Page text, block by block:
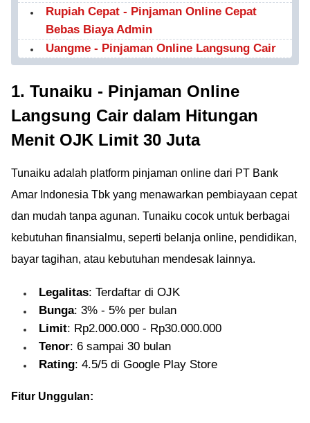
Rupiah Cepat - Pinjaman Online Cepat
Bebas Biaya Admin
Uangme - Pinjaman Online Langsung Cair
1. Tunaiku - Pinjaman Online
Langsung Cair dalam Hitungan
Menit OJK Limit 30 Juta
Tunaiku adalah platform pinjaman online dari PT Bank
Amar Indonesia Tbk yang menawarkan pembiayaan cepat
dan mudah tanpa agunan. Tunaiku cocok untuk berbagai
kebutuhan finansialmu, seperti belanja online, pendidikan,
bayar tagihan, atau kebutuhan mendesak lainnya.
Legalitas: Terdaftar di OJK
Bunga: 3% - 5% per bulan
Limit: Rp2.000.000 - Rp30.000.000
Tenor: 6 sampai 30 bulan
Rating: 4.5/5 di Google Play Store
Fitur Unggulan: